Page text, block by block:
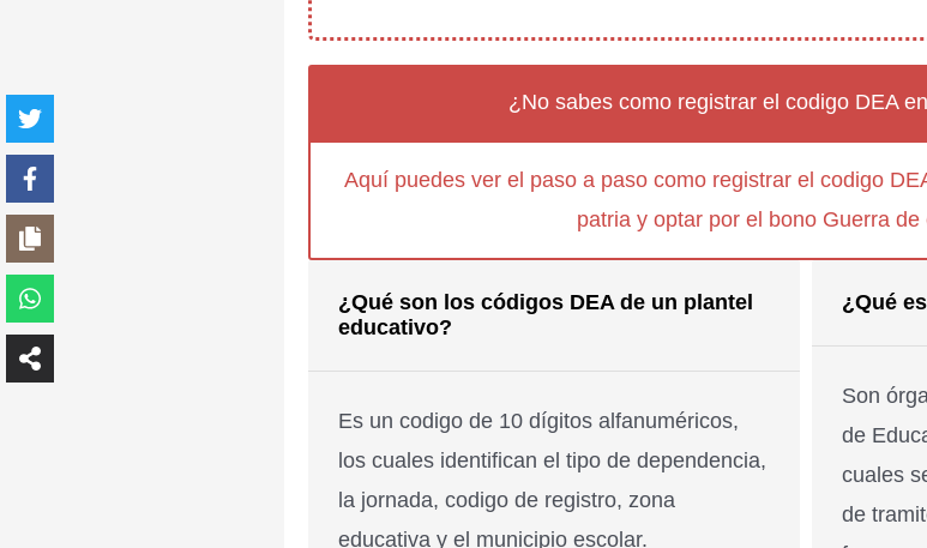
¿No sabes como registrar el codigo DEA
Aquí puedes ver el paso a paso como registrar el codigo
patria y optar por el bono Guerra de
¿Qué son los códigos DEA de un plantel
educativo?
Es un codigo de 10 dígitos alfanuméricos,
los cuales identifican el tipo de dependencia,
la jornada, codigo de registro, zona
educativa y el municipio escolar.
¿Qué
Son
de
cuales
de